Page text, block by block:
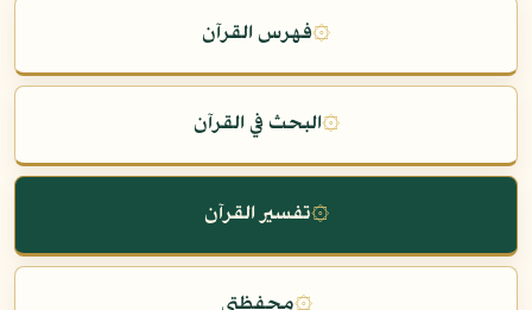
۞فهرس القرآن
۞البحث في القرآن
۞تفسير القرآن